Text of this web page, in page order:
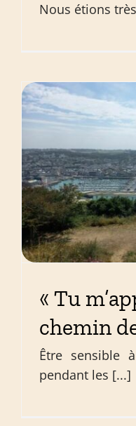
Nous étions
« Tu
chemin
Être sensible
pendant les [...]